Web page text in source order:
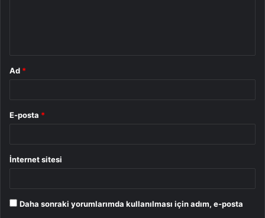
Ad *
E-posta *
İnternet sitesi
Daha sonraki yorumlarımda kullanılması için adım, e-posta